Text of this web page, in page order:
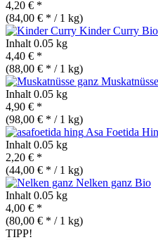
4,20 € *
(84,00 € * / 1 kg)
Kinder Curry Bio
Inhalt 0.05 kg
4,40 € *
(88,00 € * / 1 kg)
Inhalt 0.05 kg
4,90 € *
(98,00 € * / 1 kg)
Asa Foetida
Inhalt 0.05 kg
2,20 € *
(44,00 € * / 1 kg)
Nelken ganz Bio
Inhalt 0.05 kg
4,00 € *
(80,00 € * / 1 kg)
TIPP!